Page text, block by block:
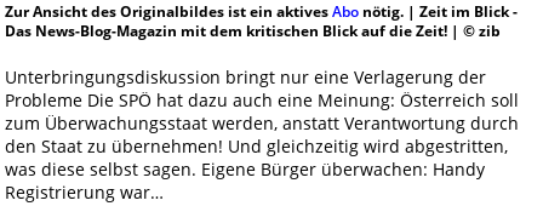
Zur Ansicht des Originalbildes ist ein aktivesAbonötig. | Zeit im Blick -
Das News-Blog-Magazin mit dem kritischen Blick auf die Zeit! | © zib
Unterbringungsdiskussion bringt nur eine Verlagerung der
Probleme Die SPÖ hat dazu auch eine Meinung: Österreich soll
zum Überwachungsstaat werden, anstatt Verantwortung durch
den Staat zu übernehmen! Und gleichzeitig wird abgestritten,
was diese selbst sagen. Eigene Bürger überwachen: Handy
Registrierung war…